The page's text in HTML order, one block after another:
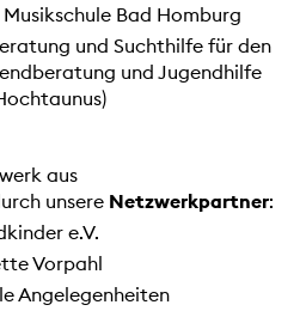
Bad Homburg
und Suchthilfe für den
und Jugendhilfe
aus
unsere Netzwerkpartner:
e.V.
Vorpahl
Angelegenheiten